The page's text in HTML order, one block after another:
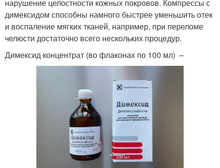
нарушение целостности кожных покровов. Компрессы с
димексидом способны намного быстрее уменьшить отек
и воспаление мягких тканей, например, при переломе
челюсти достаточно всего нескольких процедур.
Димексид концентрат (во флаконах по 100 мл) –